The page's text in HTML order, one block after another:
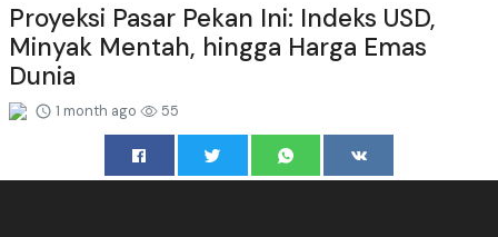
Proyeksi Pasar Pekan Ini: Indeks USD,
Minyak Mentah, hingga Harga Emas
Dunia
1 month ago 55